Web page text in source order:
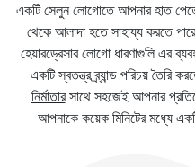
একটি সেলুন লোগোতে আপনার হাত
থেকে আলাদা হতে সাহায্য করতে
হেয়ারড্রেসার লোগো ধারণাগুলি এর
একটি স্বতন্ত্র ব্র্যান্ড পরিচয় তৈরি
নির্মাতারসাথে সহজেই আপনার
আপনাকে কয়েক মিনিটের মধ্যে